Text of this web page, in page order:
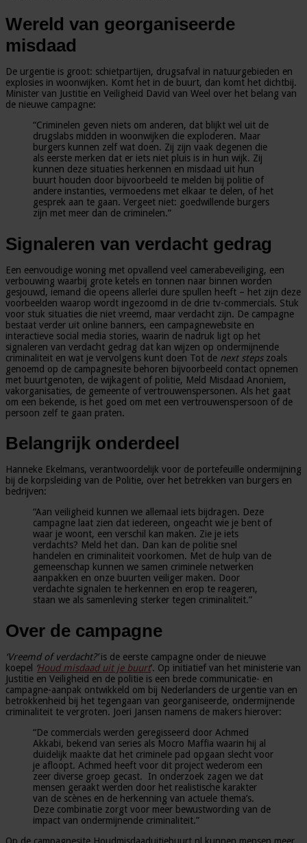
Wereld van georganiseerde
misdaad
De urgentie is groot: schietpartijen, drugsafval in natuurgebieden en
explosies in woonwijken. Komt het in de buurt, dan komt het dichtbij.
Minister van Justitie en Veiligheid David van Weel over het belang van
de nieuwe campagne:
“Criminelen geven niets om anderen, dat blijkt wel uit de
drugslabs midden in woonwijken die exploderen. Maar
burgers kunnen zelf wat doen. Zij zijn vaak degenen die
als eerste merken dat er iets niet pluis is in hun wijk. Zij
kunnen deze situaties herkennen en misdaad uit hun
buurt houden door bijvoorbeeld te melden bij politie of
andere instanties, vermoedens met elkaar te delen, of het
gesprek aan te gaan. Vergeet niet: goedwillende burgers
zijn met meer dan de criminelen.”
Signaleren van verdacht gedrag
Een eenvoudige woning met opvallend veel camerabeveiliging, een
verbouwing waarbij grote ketels en tonnen naar binnen worden
gesjouwd, iemand die opeens allerlei dure spullen heeft – het zijn deze
voorbeelden waarop wordt ingezoomd in de drie tv-commercials. Stuk
voor stuk situaties die niet vreemd, maar verdacht zijn. De campagne
bestaat verder uit online banners, een campagnewebsite en
interactieve social media stories, waarin de nadruk ligt op het
signaleren van verdacht gedrag dat kan wijzen op ondermijnende
criminaliteit en wat je vervolgens kunt doen Tot de next stepszoals
genoemd op de campagnesite behoren bijvoorbeeld contact opnemen
met buurtgenoten, de wijkagent of politie, Meld Misdaad Anoniem,
vakorganisaties, de gemeente of vertrouwenspersonen. Als het gaat
om een bekende, is het goed om met een vertrouwenspersoon of de
persoon zelf te gaan praten.
Belangrijk onderdeel
Hanneke Ekelmans, verantwoordelijk voor de portefeuille ondermijning
bij de korpsleiding van de Politie, over het betrekken van burgers en
bedrijven:
“Aan veiligheid kunnen we allemaal iets bijdragen. Deze
campagne laat zien dat iedereen, ongeacht wie je bent of
waar je woont, een verschil kan maken. Zie je iets
verdachts? Meld het dan. Dan kan de politie snel
handelen en criminaliteit voorkomen. Met de hulp van de
gemeenschap kunnen we samen criminele netwerken
aanpakken en onze buurten veiliger maken. Door
verdachte signalen te herkennen en erop te reageren,
staan we als samenleving sterker tegen criminaliteit.”
Over de campagne
‘Vreemd of verdacht?’is de eerste campagne onder de nieuwe
koepel Houd misdaad uit je buurt’. Op initiatief van het ministerie van
Justitie en Veiligheid en de politie is een brede communicatie- en
campagne-aanpak ontwikkeld om bij Nederlanders de urgentie van en
betrokkenheid bij het tegengaan van georganiseerde, ondermijnende
criminaliteit te vergroten. Joeri Jansen namens de makers hierover:
“De commercials werden geregisseerd door Achmed
Akkabi, bekend van series als Mocro Maffia waarin hij al
duidelijk maakte dat het criminele pad opgaan slecht voor
je afloopt. Achmed heeft voor dit project wederom een
zeer diverse groep gecast. In onderzoek zagen we dat
mensen geraakt werden door het realistische karakter
van de scènes en de herkenning van actuele thema’s.
Deze combinatie zorgt voor meer bewustwording van de
impact van ondermijnende criminaliteit.”